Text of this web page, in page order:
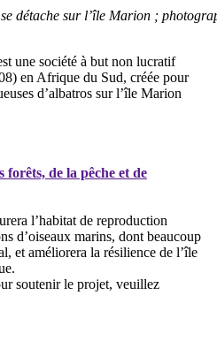
détache sur l’île Marion ;
une société à but non lucratif
en Afrique du Sud, créée pour
d’albatros sur l’île Marion
de la pêche et de
l’habitat de reproduction
d’oiseaux marins, dont beaucoup
et améliorera la résilience de l’île
soutenir le projet, veuillez